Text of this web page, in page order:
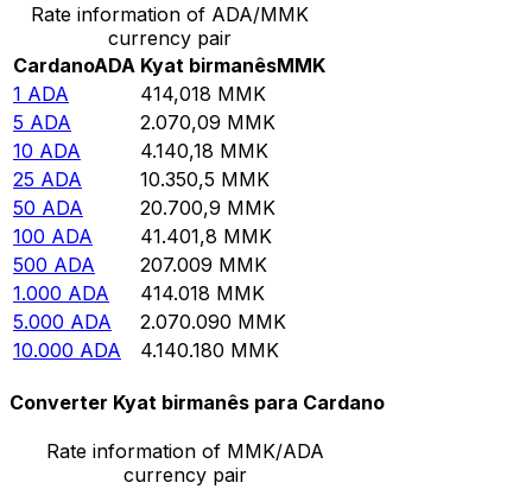
Rate information of ADA/MMK
currency pair
CardanoADA Kyat birmanêsMMK
1 ADA 414,018 MMK
5 ADA 2.070,09 MMK
10 ADA 4.140,18 MMK
25 ADA 10.350,5 MMK
50 ADA 20.700,9 MMK
100 ADA 41.401,8 MMK
500 ADA 207.009 MMK
1.000 ADA 414.018 MMK
5.000 ADA 2.070.090 MMK
10.000 ADA 4.140.180 MMK
Converter Kyat birmanês para Cardano
Rate information of MMK/ADA
currency pair